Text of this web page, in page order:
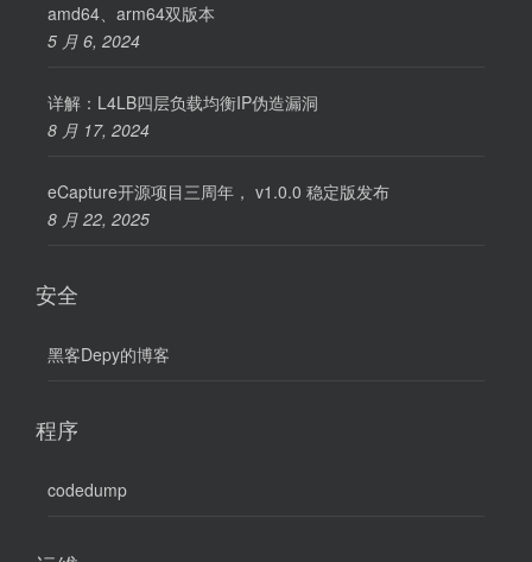
amd64、arm64双版本
5 月 6, 2024
详解：L4LB四层负载均衡IP伪造漏洞
8 月 17, 2024
eCapture开源项目三周年， v1.0.0 稳定版发布
8 月 22, 2025
安全
黑客Depy的博客
程序
codedump